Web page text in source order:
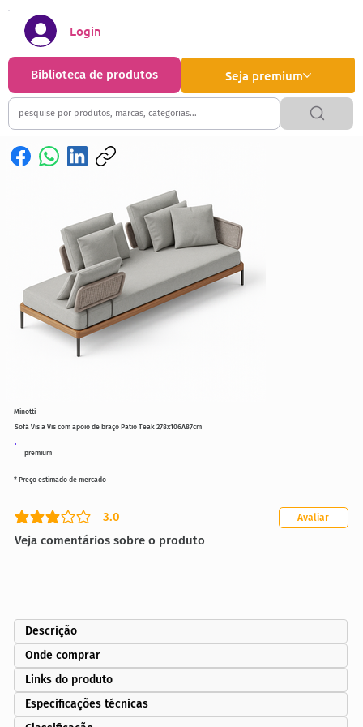
Seja premium
Biblioteca de produtos
Login
premium
Sofá Vis a Vis com apoio de braço Patio Teak 278x106A87cm
3.0
classificação média é 3 de 5
Veja comentários sobre o produto
Avaliar
* Preço estimado de mercado
Minotti
Descrição
Onde comprar
Links do produto
Especificações técnicas